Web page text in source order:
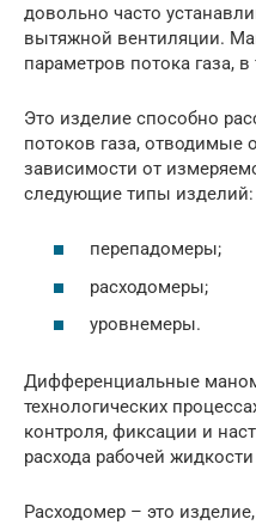
довольно часто
вытяжной вентиляции.
параметров потока газа,
Это изделие способно
потоков газа, отводимые
зависимости от
следующие типы изделий:
перепадомеры;
расходомеры;
уровнемеры.
Дифференциальные
технологических
контроля, фиксации и
расхода рабочей
Расходомер – это